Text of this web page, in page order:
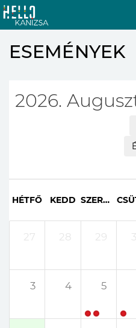
ESEMÉNYEK
2026.
HÉTFŐ KEDD SZERDA
27 28 29
3 4 5